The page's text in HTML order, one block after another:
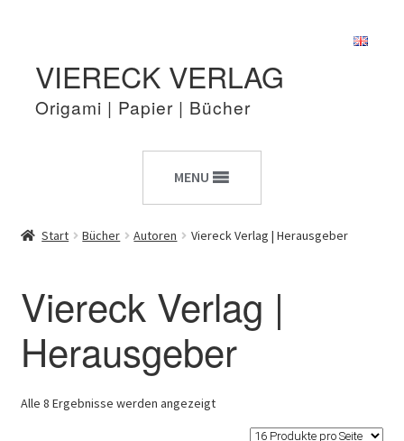
Navigation
springen
Inhalt
springen
VIERECK VERLAG
Origami | Papier | Bücher
MENU
Start Bücher Autoren Viereck Verlag | Herausgeber
Viereck Verlag |
Herausgeber
Alle 8 Ergebnisse werden angezeigt